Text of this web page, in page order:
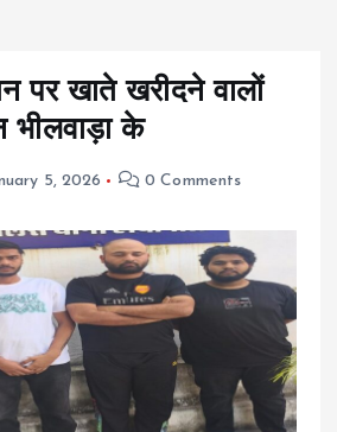
पर खाते खरीदने वालों
भीलवाड़ा के
5, 2026 0 Comments